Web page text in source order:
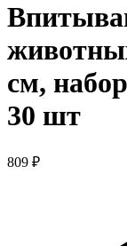
см,
30 шт
809 ₽